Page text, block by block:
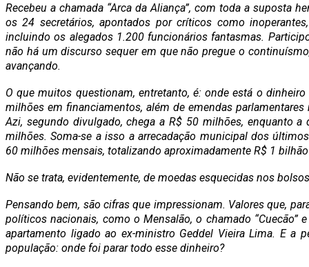
Recebeu a chamada “Arca da Aliança”, com toda a suposta
os 24 secretários, apontados por críticos como
incluindo os alegados 1.200 funcionários fantasmas.
não há um discurso sequer em que não pregue o
avançando.
O que muitos questionam, entretanto, é: onde está o
milhões em financiamentos, além de emendas
Azi, segundo divulgado, chega a R$ 50 milhões, enquanto a
milhões. Soma-se a isso a arrecadação municipal dos
60 milhões mensais, totalizando aproximadamente R$ 1
Não se trata, evidentemente, de moedas esquecidas nos
Pensando bem, são cifras que impressionam. Valores que,
políticos nacionais, como o Mensalão, o chamado
apartamento ligado ao ex-ministro Geddel Vieira Lima. E a
população: onde foi parar todo esse dinheiro?